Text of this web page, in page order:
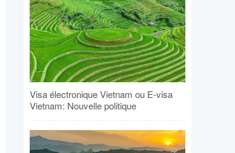
Visa électronique Vietnam ou E-visa
Vietnam: Nouvelle politique